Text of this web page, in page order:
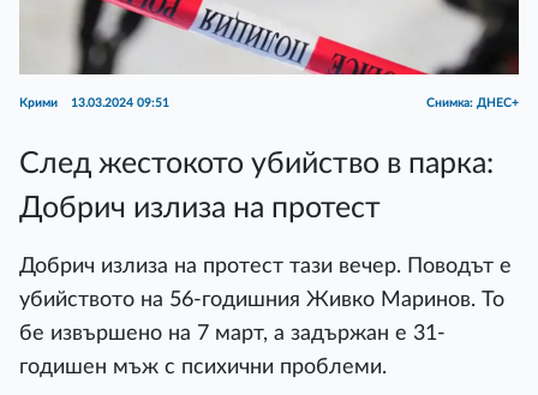
Крими 13.03.2024 09:51 Снимка: ДНЕС+
След жестокото убийство в парка:
Добрич излиза на протест
Добрич излиза на протест тази вечер. Поводът е
убийството на 56-годишния Живко Маринов. То
бе извършено на 7 март, а задържан е 31-
годишен мъж с психични проблеми.